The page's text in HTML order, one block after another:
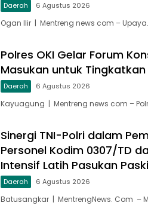
Daerah 6 Agustus 2026
Ogan Ilir | Mentreng news com –
Polres OKI Gelar Forum
Masukan untuk
Daerah 6 Agustus 2026
Kayuagung | Mentreng news com –
Sinergi TNI-Polri dalam
Personel Kodim 0307/TD
Intensif Latih Pasukan
Daerah 6 Agustus 2026
Batusangkar | MentrengNews. Com –